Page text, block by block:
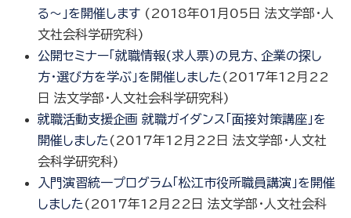
る～」を開催します ( 2018年01月05日 法文学部・人
文社会科学研究科)
公開セミナー「就職情報(求人票)の見方、企業の探し
方・選び方を学ぶ」を開催しました ( 2017年12月22
日 法文学部・人文社会科学研究科)
就職活動支援企画 就職ガイダンス「面接対策講座」を
開催しました ( 2017年12月22日 法文学部・人文社
会科学研究科)
入門演習統一プログラム「松江市役所職員講演」を開催
しました ( 2017年12月22日 法文学部・人文社会科